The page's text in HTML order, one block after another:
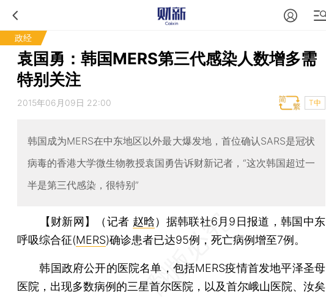
政经
袁国勇：韩国MERS第三代感染人数增多需
特别关注
2015年06月09日 22:00 T中
韩国成为MERS在中东地区以外最大爆发地，首位确认SARS是冠状
病毒的香港大学微生物教授袁国勇告诉财新记者，“这次韩国超过一
半是第三代感染，很特别”
【财新网】（记者 赵晗） 据韩联社6月9日报道，韩国中东
呼吸综合征(MERS)确诊患者已达95例，死亡病例增至7例。
韩国政府公开的医院名单，包括MERS疫情首发地平泽圣母
医院，出现多数病例的三星首尔医院，以及首尔峨山医院、汝矣